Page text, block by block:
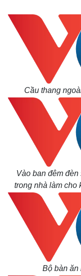
Quan sát
Cuộc sống đó đây
Hồ sơ
Cầu thang
Vào ban đêm
trong nhà làm cho
Bộ bàn ăn